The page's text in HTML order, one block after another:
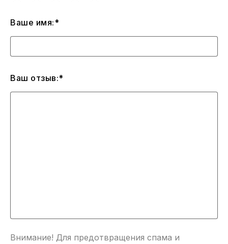
Ваше имя:*
Ваш отзыв:*
Внимание! Для предотвращения спама и